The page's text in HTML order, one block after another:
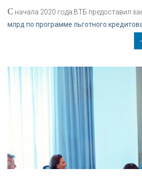
С начала 2020 года ВТБ предоставил
млрд по программе льготного